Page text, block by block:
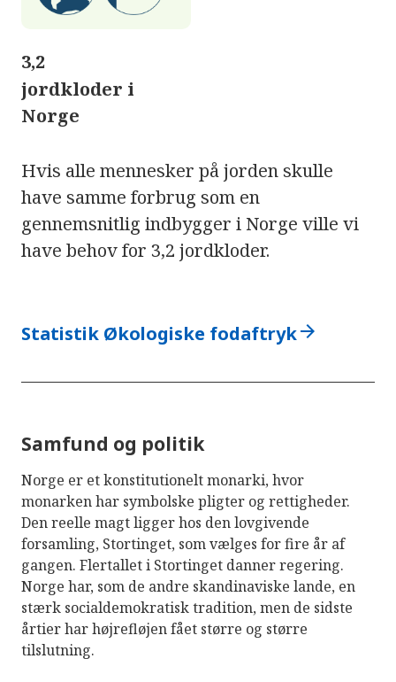
3,2
jordkloder i
Norge
Hvis alle mennesker på jorden skulle
have samme forbrug som en
gennemsnitlig indbygger i Norge ville vi
have behov for 3,2 jordkloder.
Statistik Økologiske fodaftrykarrow_forward
Samfund og politik
Norge er et konstitutionelt monarki, hvor
monarken har symbolske pligter og rettigheder.
Den reelle magt ligger hos den lovgivende
forsamling, Stortinget, som vælges for fire år af
gangen. Flertallet i Stortinget danner regering.
Norge har, som de andre skandinaviske lande, en
stærk socialdemokratisk tradition, men de sidste
årtier har højrefløjen fået større og større
tilslutning.